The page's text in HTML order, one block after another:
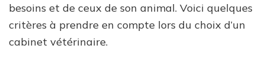
besoins et de ceux de son animal. Voici quelques
critères à prendre en compte lors du choix d’un
cabinet vétérinaire.